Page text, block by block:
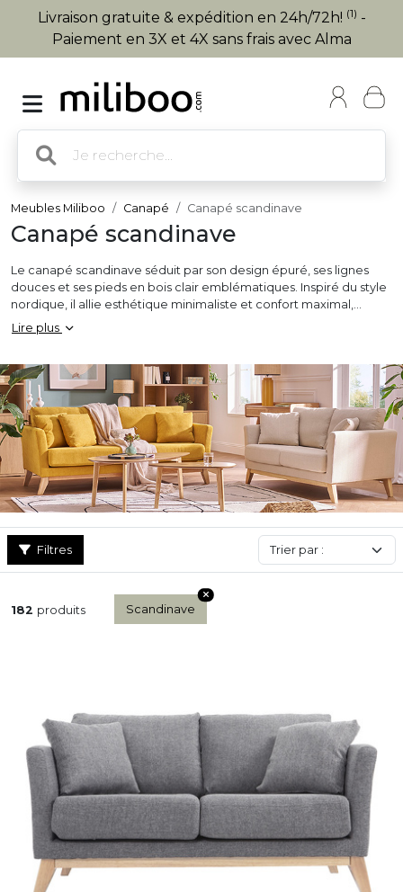
Livraison gratuite & expédition en 24h/72h! (1) -
Paiement en 3X et 4X sans frais avec Alma
Meubles Miliboo Canapé Canapé scandinave
Canapé scandinave
Le canapé scandinave séduit par son design épuré, ses lignes
douces et ses pieds en bois clair emblématiques. Inspiré du style
nordique, il allie esthétique minimaliste et confort maximal,
parfait pour créer une ambiance chaleureuse et cosy. Disponible
en tissu, velours ou bouclette, dans des tons neutres comme le
intérieurs modernes. Que vous cherchiez un canapé scandinave
2 places, 3 places ou d’angle, fixe ou convertible, vous trouverez
un modèle qui combine fonctionnalité, élégance et prix
accessible. Idéal pour un salon lumineux et apaisant, le canapé
scandinave reste un incontournable de la décoration intérieure,
parmi tous noscanapésaux styles variés.
Lire plus
Filtres
182 produits Scandinave